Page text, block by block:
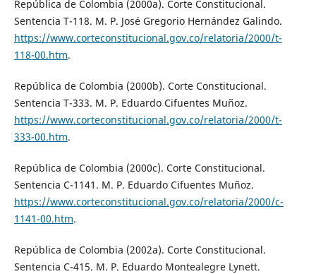
República de Colombia (2000a). Corte Constitucional.
Sentencia T-118. M. P. José Gregorio Hernández Galindo.
https://www.corteconstitucional.gov.co/relatoria/2000/t-
118-00.htm.
República de Colombia (2000b). Corte Constitucional.
Sentencia T-333. M. P. Eduardo Cifuentes Muñoz.
https://www.corteconstitucional.gov.co/relatoria/2000/t-
333-00.htm.
República de Colombia (2000c). Corte Constitucional.
Sentencia C-1141. M. P. Eduardo Cifuentes Muñoz.
https://www.corteconstitucional.gov.co/relatoria/2000/c-
1141-00.htm.
República de Colombia (2002a). Corte Constitucional.
Sentencia C-415. M. P. Eduardo Montealegre Lynett.